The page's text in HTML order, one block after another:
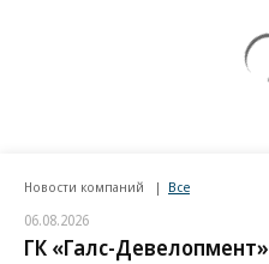
Новости компаний Все
06.08.2026
ГК «Галс-Девелопмент»